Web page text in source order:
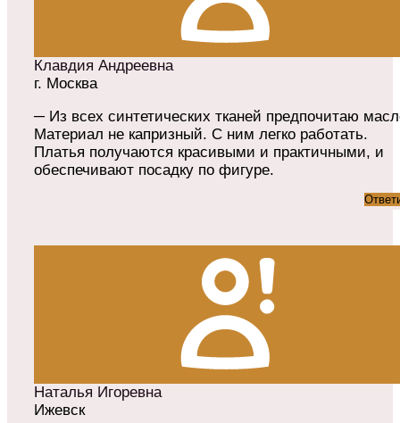
Клавдия Андреевна
г. Москва
─ Из всех синтетических тканей предпочитаю
Материал не капризный. С ним легко работать.
Платья получаются красивыми и практичными, и
обеспечивают посадку по фигуре.
Наталья Игоревна
Ижевск